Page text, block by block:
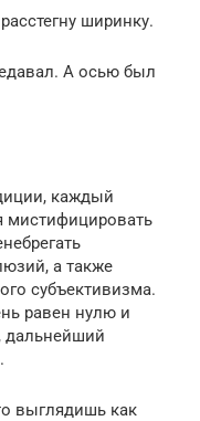
ширинку.
А осью был
каждый
мистифицировать
а также
субъективизма.
равен нулю и
дальнейший
выглядишь как